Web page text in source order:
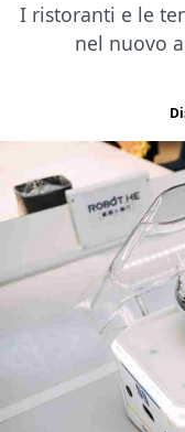
I ristoranti e le
nel nuovo